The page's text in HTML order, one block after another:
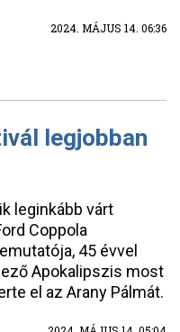
2024. MÁJUS 14. 06:36
legjobban
leginkább várt
Coppola
45 évvel
Apokalipszis most
el az Arany Pálmát.